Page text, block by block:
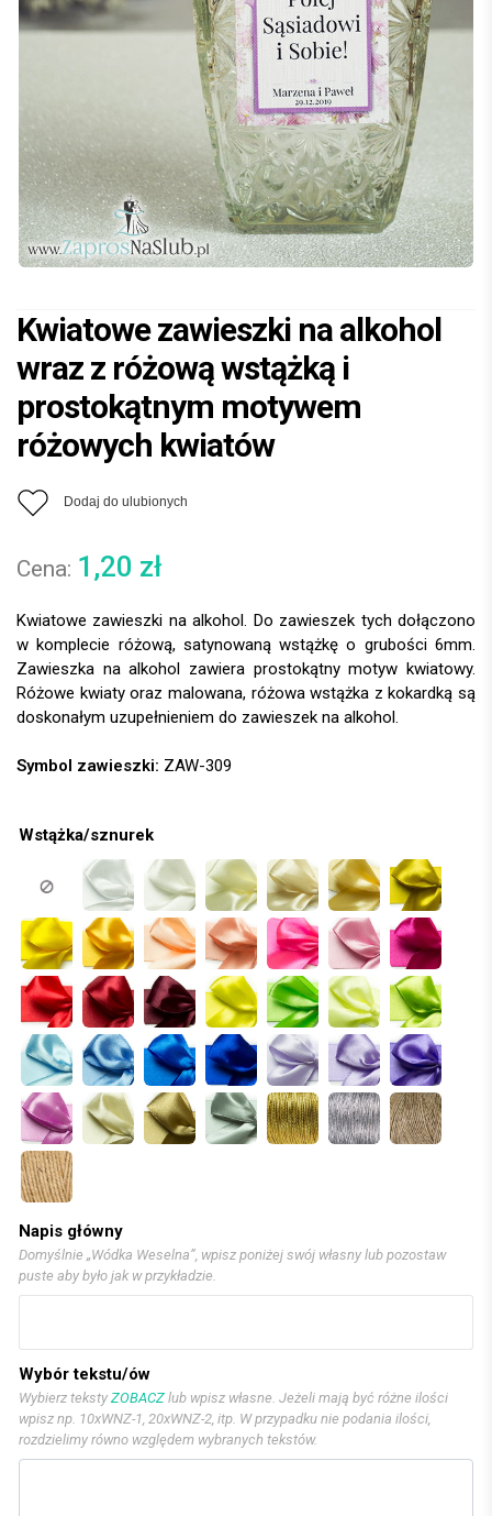
Kwiatowe zawieszki na alkohol
wraz z różową wstążką i
prostokątnym motywem
różowych kwiatów
Dodaj do ulubionych
1,20 zł
Kwiatowe zawieszki na alkohol. Do zawieszek tych dołączono
w komplecie różową, satynowaną wstążkę o grubości 6mm.
Zawieszka na alkohol zawiera prostokątny motyw kwiatowy.
Różowe kwiaty oraz malowana, różowa wstążka z kokardką są
doskonałym uzupełnieniem do zawieszek na alkohol.
Symbol zawieszki: ZAW-309
Wstążka/sznurek
Napis główny
Domyślnie „Wódka Weselna”, wpisz poniżej swój własny lub pozostaw
puste aby było jak w przykładzie.
Wybór tekstu/ów
Wybierz teksty ZOBACZ lub wpisz własne. Jeżeli mają być różne ilości
wpisz np. 10xWNZ-1, 20xWNZ-2, itp. W przypadku nie podania ilości,
rozdzielimy równo względem wybranych tekstów.